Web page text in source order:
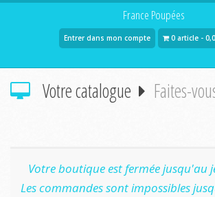
France Poupées
Entrer dans mon compte 0 article -
Votre catalogue Faites-
Votre boutique est fermée jusqu'au
Les commandes sont impossibles